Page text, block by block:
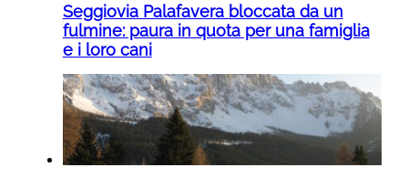
Seggiovia Palafavera bloccata da un
fulmine: paura in quota per una famiglia
e i loro cani